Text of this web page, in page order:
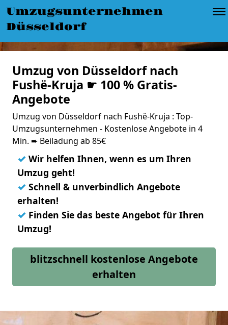
Umzugsunternehmen
Düsseldorf
Umzug von Düsseldorf nach
Fushë-Kruja ☛ 100 % Gratis-
Angebote
Umzug von Düsseldorf nach Fushë-Kruja : Top-
Umzugsunternehmen - Kostenlose Angebote in 4
Min. ➨ Beiladung ab 85€
✓ Wir helfen Ihnen, wenn es um Ihren
Umzug geht!
✓ Schnell & unverbindlich Angebote
erhalten!
✓ Finden Sie das beste Angebot für Ihren
Umzug!
blitzschnell kostenlose Angebote
erhalten